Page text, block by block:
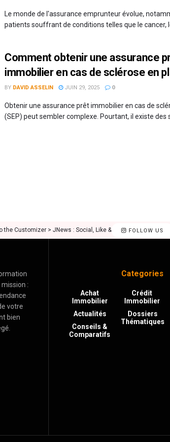
Le monde de l'assurance emprunteur évolue,
patients souffrant de conditions telles que le cancer, le
Comment obtenir une assurance
immobilier en cas de sclérose en
BY DAVID ASSELIN JUIN 29, 2025 0
Obtenir une assurance prêt immobilier en cas de
(SEP) peut sembler complexe. Pourtant, il existe des
FOLLOW US
the Customizer > JNews : Social, Like & View > Instagram
:
votre
bien
Categories
Achat
Immobilier
Actualités
Conseils &
Comparatifs
Crédit
Immobilier
Dossiers
Thématiques